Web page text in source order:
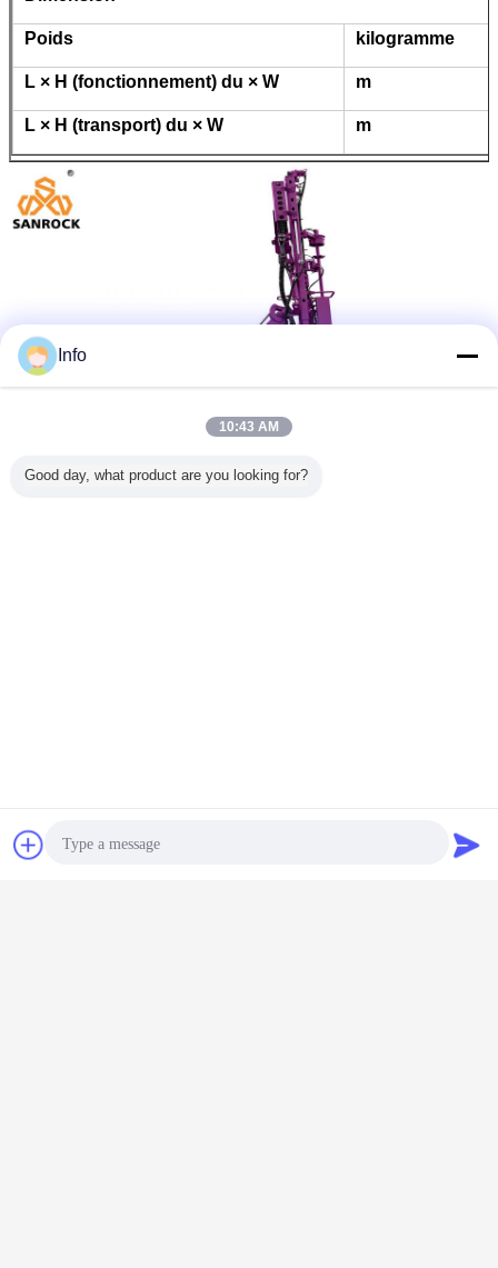
Poids kilogramme
L × H (fonctionnement) du × W m
L × H (transport) du × W m
Bavarder
Info
10:43 AM
Good day, what product are you looking for?